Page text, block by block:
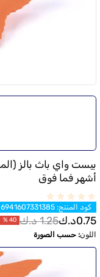
أشهر فما فوق
كود المنتج:
6941607331385
0.75د.ك1.25 د.ك 40
%
اللون: حسب الصورة